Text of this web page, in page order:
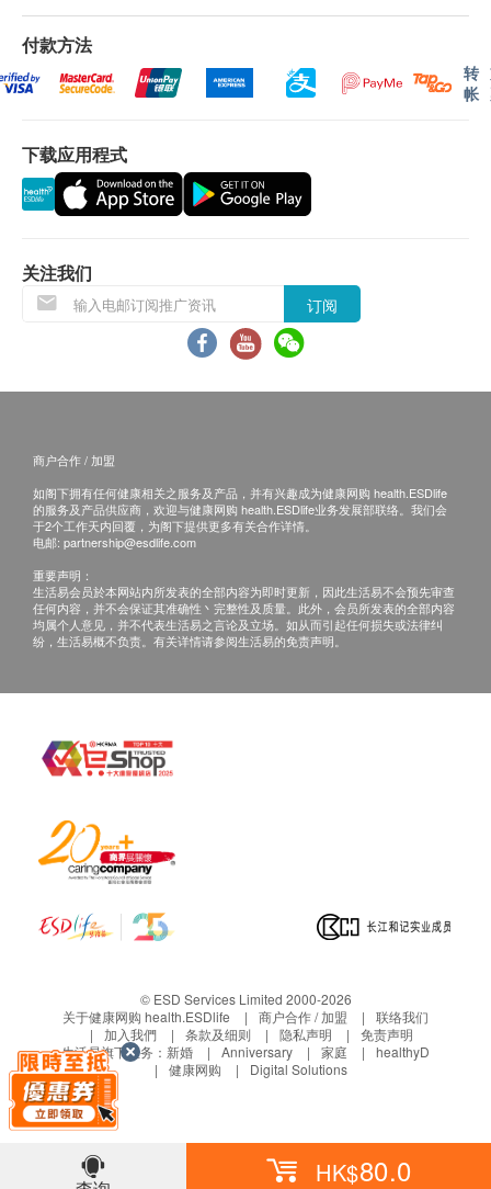
54g x 4个/ 盒
注意︰
此产品含有大豆、明胶
在购买任何软餐及吞咽辅助产品前，应先询问熟知
吞咽困难的专业人士作全面评估
不排除运送时间会因节日而有所影响。 当八号烈
风讯号悬挂或黑色暴雨警告生效时，送货服务时间
将会延迟。
所有订单须视乎相关货品的供应情况再作最后确
活易有权拒绝接受该订单，并且会于送货前透过电
话或电邮通知顾客再作安排。
当顾客收取已订购之货品时，有责任检查货品是否
有损毁情况，一经确认签收，恕不接受退换。
退换产品必须包装完整，如退换之产品有任何残缺
或过期退回，供应商有权不受理。
电邮： info@culturehomes.com.hk
查询热线： 2780 3882
HK$80.0
付款方法
转
帐
下载应用程式
关注我们
订阅
商户合作 / 加盟
如阁下拥有任何健康相关之服务及产品，并有兴趣成为健康网购 health.ESDlife
的服务及产品供应商，欢迎与健康网购 health.ESDlife业务发展部联络。我们会
于2个工作天内回覆，为阁下提供更多有关合作详情。
电邮: partnership@esdlife.com
重要声明：
生活易会员於本网站内所发表的全部内容为即时更新，因此生活易不会预先审查
任何内容，并不会保证其准确性丶完整性及质量。此外，会员所发表的全部内容
均属个人意见，并不代表生活易之言论及立场。如从而引起任何损失或法律纠
纷，生活易概不负责。有关详情请参阅生活易的免责声明。
© ESD Services Limited 2000-2026
关于健康网购 health.ESDlife
商户合作 / 加盟
联络我们
加入我們
条款及细则 隐私声明
免责声明
生活易旗下业务： 新婚 Anniversary 家庭
healthyD
健康网购
Digital Solutions